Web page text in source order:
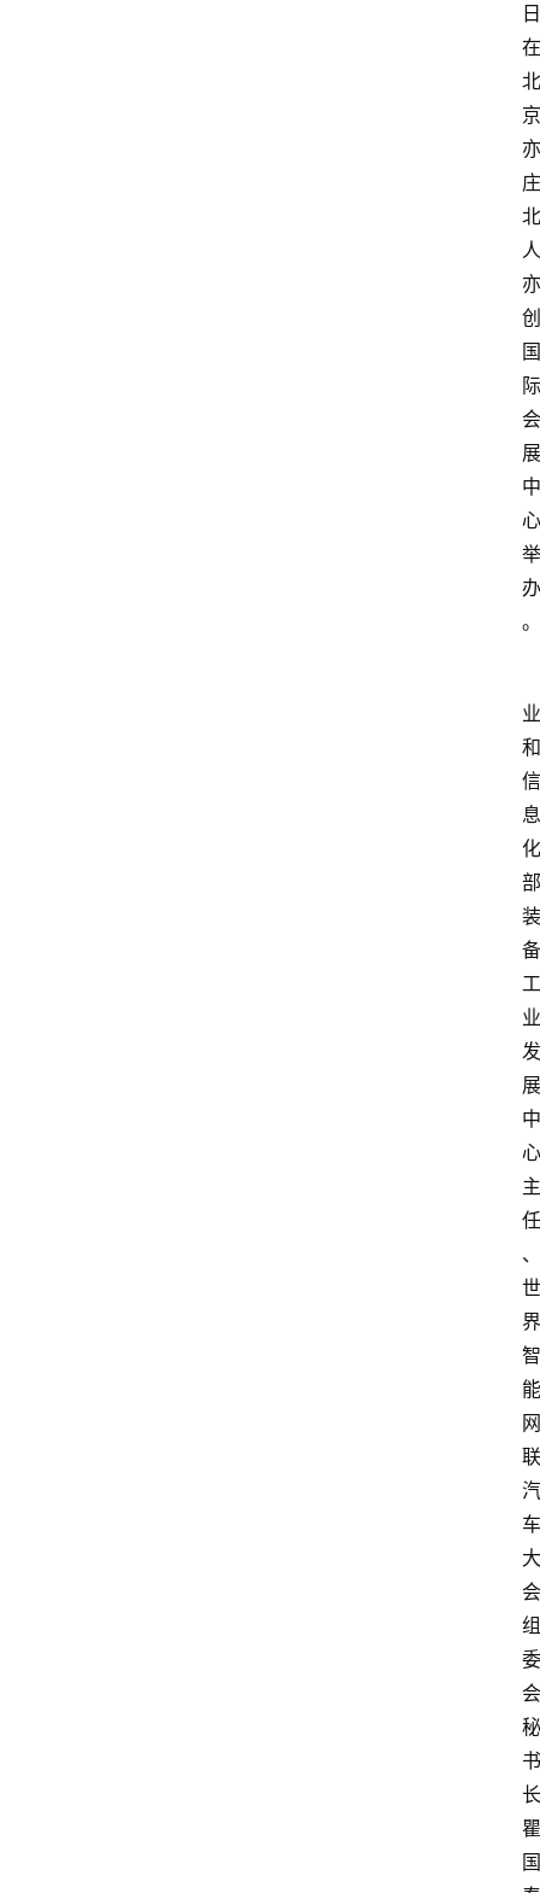
日
在
北
京
亦
庄
北
人
亦
创
国
际
会
展
中
心
举
办
。
业
和
信
息
化
部
装
备
工
业
发
展
中
心
主
任
、
世
界
智
能
网
联
汽
车
大
会
组
委
会
秘
书
长
瞿
国